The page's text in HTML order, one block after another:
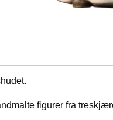
figurer fra